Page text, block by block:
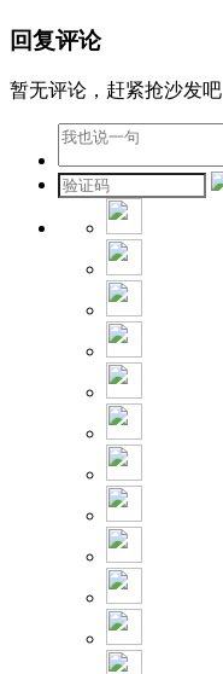
回复评论
暂无评论，赶紧抢沙发吧